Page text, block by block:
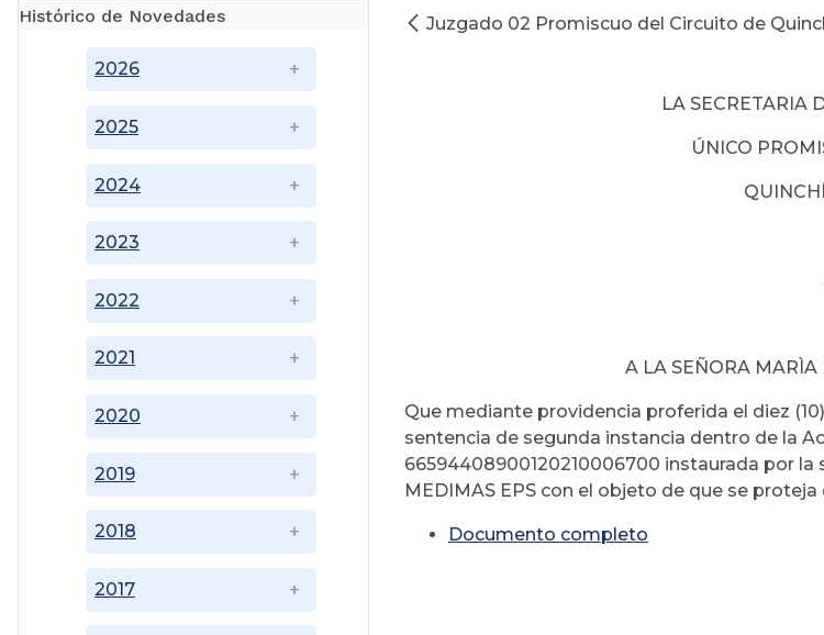
Histórico de Novedades
2017
2018
2019
2020
2021
2022
2023
2024
2025
2026
Juzgado 02 Promiscuo del Circuito de
LA SECRETARIA
ÚNICO
A LA SEÑORA
Que mediante providencia proferida el diez
sentencia de segunda instancia dentro de la
66594408900120210006700 instaurada por la
MEDIMAS EPS con el objeto de que se proteja
Documento completo